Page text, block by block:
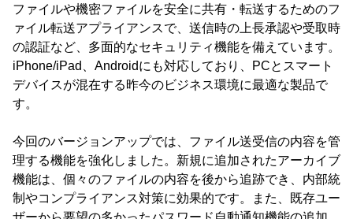
ファイルや機密ファイルを安全に共有・転送するためのフ
ァイル転送アプライアンスで、送信時の上長承認や受取時
の認証など、多面的なセキュリティ機能を備えています。
iPhone/iPad、Androidにも対応しており、PCとスマート
デバイスが混在する昨今のビジネス環境に最適な製品で
す。
今回のバージョンアップでは、ファイル送受信の内容を管
理する機能を強化しました。新規に追加されたアーカイブ
機能は、個々のファイルの内容を後から追跡でき、内部統
制やコンプライアンス対策に効果的です。また、既存ユー